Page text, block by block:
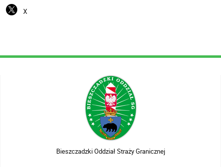
X
Bieszczadzki Oddział Straży Granicznej